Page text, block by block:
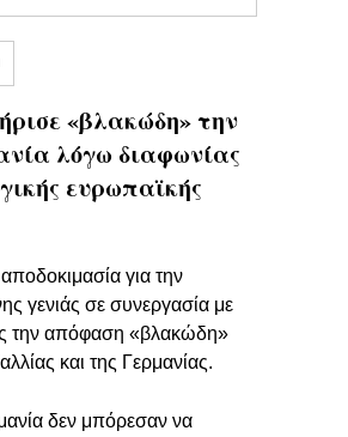
«βλακώδη» την
λόγω διαφωνίας
ευρωπαϊκής
για την
γενιάς σε συνεργασία με
την απόφαση «βλακώδη»
και της Γερμανίας.
δεν μπόρεσαν να